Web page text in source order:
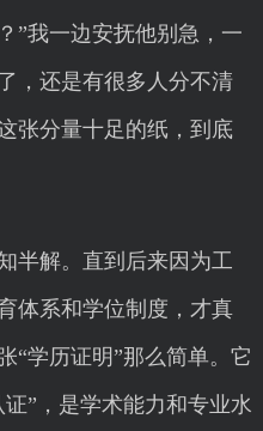
”我一边安抚他别急，一
，还是有很多人分不清
张分量十足的纸，到底
半解。直到后来因为工
体系和学位制度，才真
“学历证明”那么简单。它
”，是学术能力和专业水